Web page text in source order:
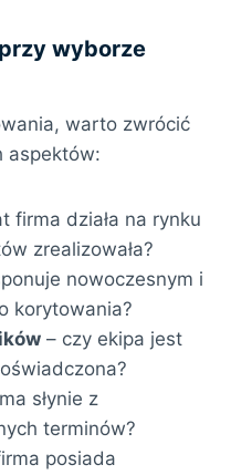
wyborze
warto zwrócić
aspektów:
firma działa na rynku
zrealizowała?
nowoczesnym i
korytowania?
– czy ekipa jest
słynie z
terminów?
posiada